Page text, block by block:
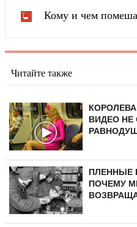
Кому и чем
Читайте также
ВИДЕО НЕ
ПЛЕННЫЕ
ПОЧЕМУ